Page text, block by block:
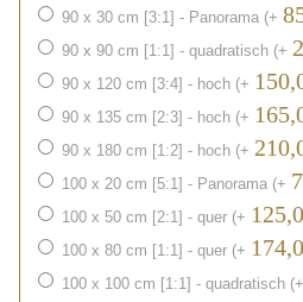
90 x 30 cm [3:1] - Panorama (+
90 x 90 cm [1:1] - quadratisch (+
90 x 120 cm [3:4] - hoch (+
90 x 135 cm [2:3] - hoch (+
90 x 180 cm [1:2] - hoch (+
100 x 20 cm [5:1] - Panorama (+
100 x 50 cm [2:1] - quer (+
100 x 80 cm [1:1] - quer (+
100 x 100 cm [1:1] - quadratisch (+